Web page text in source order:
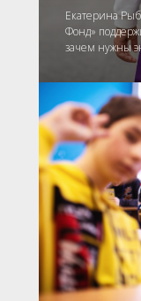
Екатерина
Фонд»
зачем нужны